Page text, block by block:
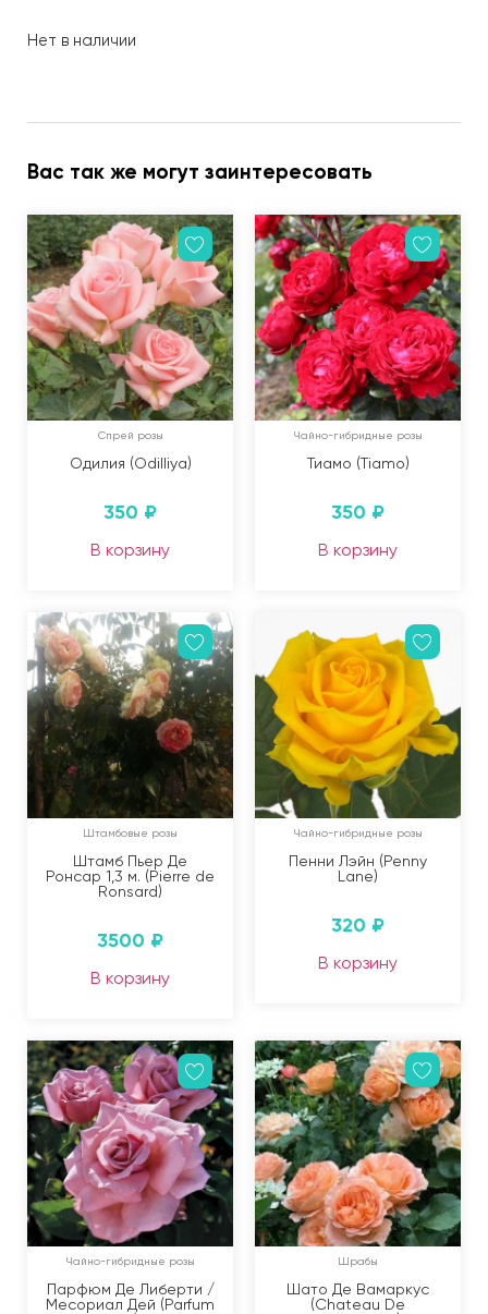
Нет в наличии
Вас так же могут заинтересовать
Спрей розы
Одилия (Odilliya)
350 ₽
В корзину
Чайно-гибридные розы
Тиамо (Tiamo)
350 ₽
В корзину
Штамбовые розы
Штамб Пьер Де
Ронсар 1,3 м. (Pierre de
Ronsard)
3500 ₽
В корзину
Чайно-гибридные розы
Пенни Лэйн (Penny
Lane)
320 ₽
В корзину
Чайно-гибридные розы
Парфюм Де Либерти /
Месориал Дей (Parfum
Шрабы
Шато Де Вамаркус
(Chateau De